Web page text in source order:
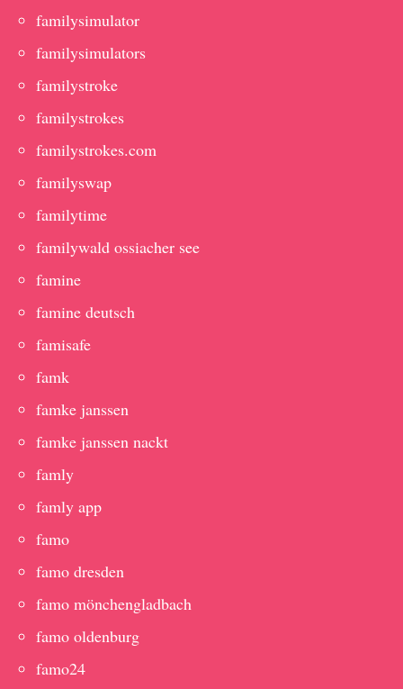
familysimulator
familysimulators
familystroke
familystrokes
familystrokes.com
familyswap
familytime
familywald ossiacher see
famine
famine deutsch
famisafe
famk
famke janssen
famke janssen nackt
famly
famly app
famo
famo dresden
famo mönchengladbach
famo oldenburg
famo24